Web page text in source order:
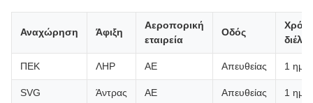
Αναχώρηση Άφιξη
Αεροπορική
εταιρεία
Οδός
ΠΕΚ ΛΗΡ ΑΕ Απευθείας 1
SVG Άντρας ΑΕ Απευθείας 1